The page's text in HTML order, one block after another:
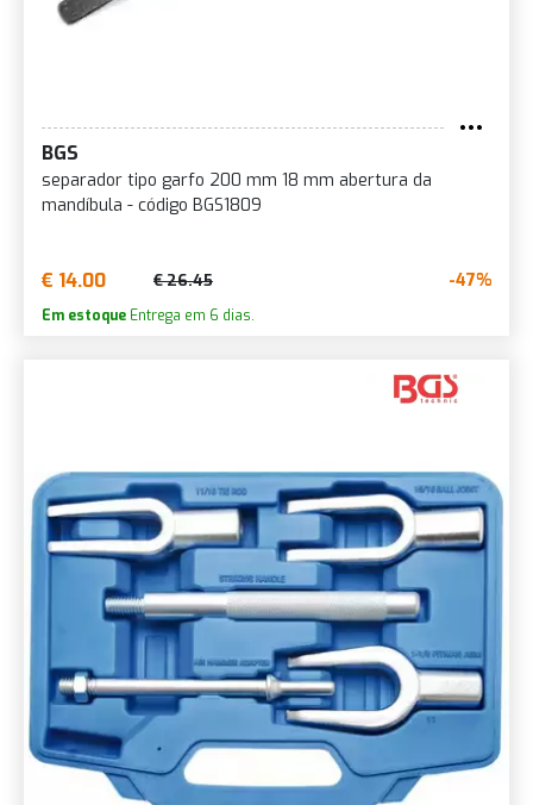
BGS
separador tipo garfo 200 mm 18 mm abertura da
mandíbula - código BGS1809
€ 14.00 € 26.45 -47%
Em estoque Entrega em 6 dias.